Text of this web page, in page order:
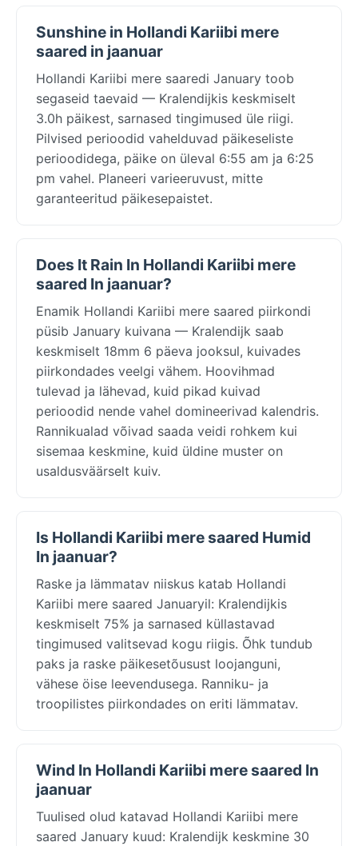
Sunshine in Hollandi Kariibi mere
saared in jaanuar
Hollandi Kariibi mere saaredi January toob
segaseid taevaid — Kralendijkis keskmiselt
3.0h päikest, sarnased tingimused üle riigi.
Pilvised perioodid vahelduvad päikeseliste
perioodidega, päike on üleval 6:55 am ja 6:25
pm vahel. Planeeri varieeruvust, mitte
garanteeritud päikesepaistet.
Does It Rain In Hollandi Kariibi mere
saared In jaanuar?
Enamik Hollandi Kariibi mere saared piirkondi
püsib January kuivana — Kralendijk saab
keskmiselt 18mm 6 päeva jooksul, kuivades
piirkondades veelgi vähem. Hoovihmad
tulevad ja lähevad, kuid pikad kuivad
perioodid nende vahel domineerivad kalendris.
Rannikualad võivad saada veidi rohkem kui
sisemaa keskmine, kuid üldine muster on
usaldusväärselt kuiv.
Is Hollandi Kariibi mere saared Humid
In jaanuar?
Raske ja lämmatav niiskus katab Hollandi
Kariibi mere saared Januaryil: Kralendijkis
keskmiselt 75% ja sarnased küllastavad
tingimused valitsevad kogu riigis. Õhk tundub
paks ja raske päikesetõusust loojanguni,
vähese öise leevendusega. Ranniku- ja
troopilistes piirkondades on eriti lämmatav.
Wind In Hollandi Kariibi mere saared In
jaanuar
Tuulised olud katavad Hollandi Kariibi mere
saared January kuud: Kralendijk keskmine 30